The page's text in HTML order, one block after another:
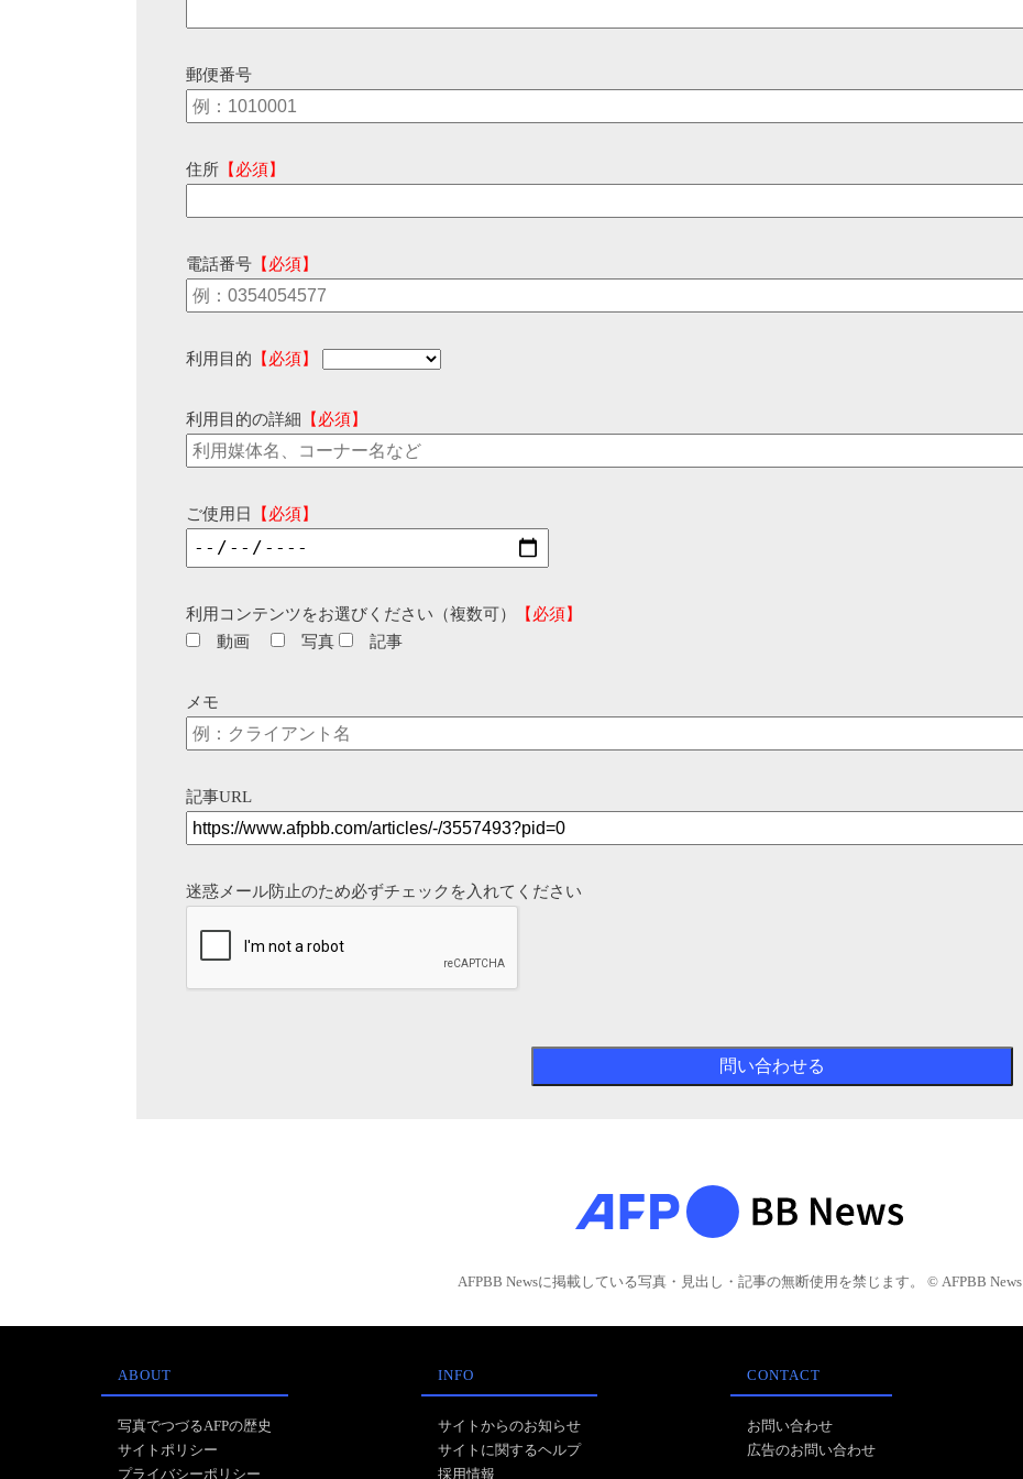
郵便番号
住所 【必須】
電話番号 【必須】
利用目的 【必須】
利用目的の詳細 【必須】
ご使用日 【必須】
利用コンテンツをお選びください（複数可）
【必須】
動画
写真 記事
メモ
記事URL
迷惑メール防止のため必ずチェックを入れてください
AFPBB Newsに掲載している写真・見出し・記事の無断使用を禁じます。 © AFPBB News
ABOUT
写真でつづるAFPの歴史
サイトポリシー
プライバシーポリシー
INFO
サイトからのお知らせ
サイトに関するヘルプ
採用情報
CONTACT
お問い合わせ
広告のお問い合わせ